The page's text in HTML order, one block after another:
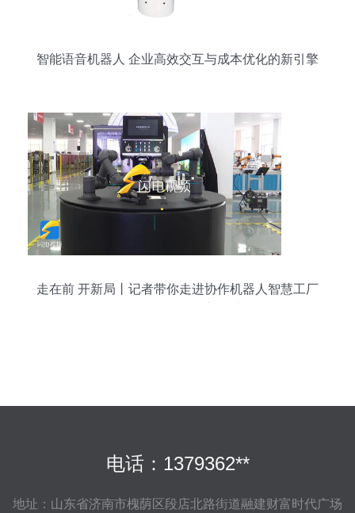
智能语音机器人 企业高效交互与成本优化的新引擎
走在前 开新局丨记者带你走进协作机器人智慧工厂
电话：1379362**
地址：山东省济南市槐荫区段店北路街道融建财富时代广场